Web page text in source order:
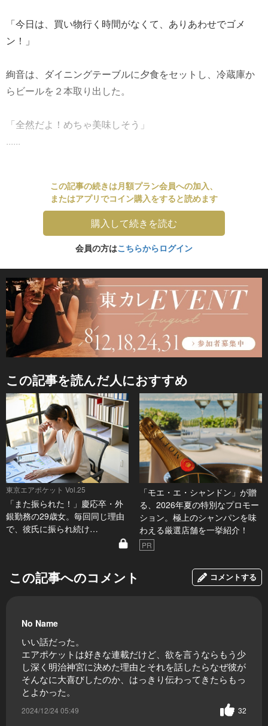
「今日は、買い物行く時間がなくて、ありあわせでゴメ
ン！」
絢音は、ダイニングテーブルに夕食をセットし、冷蔵庫か
らビールを２本取り出した。
「全然だよ！めちゃ美味しそう」
......
この記事の続きは月額プラン会員への加入、
またはアプリでコイン購入をすると読めます
購入して続きを読む
会員の方はこちらからログイン
この記事を読んだ人におすすめ
東京エアポケット Vol.25
「また振られた！」慶応卒・外
銀勤務の29歳女。毎回同じ理由
で、彼氏に振られ続け…
「モエ・エ・シャンドン」が贈
る、2026年夏の特別なプロモー
ション。極上のシャンパンを味
わえる厳選店舗を一挙紹介！
PR
この記事へのコメント コメントする
No Name
いい話だった。
エアポケットは好きな連載だけど、欲を言うならもう少
し深く明治神宮に決めた理由とそれを話したらなぜ彼が
そんなに大喜びしたのか、はっきり伝わってきたらもっ
とよかった。
2024/12/24 05:49 32